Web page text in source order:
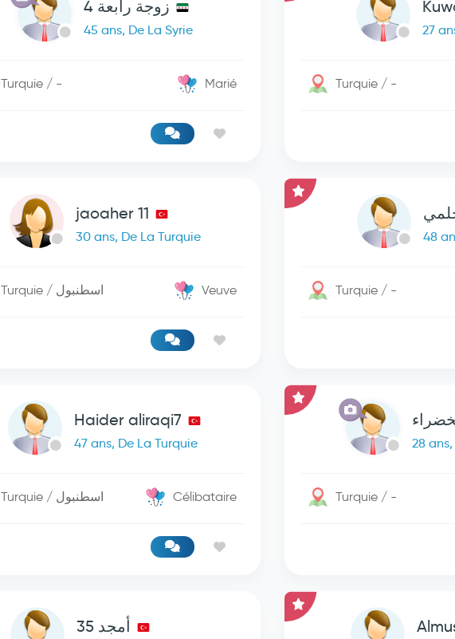
زوجة رابعة 4
45 ans, De La Syrie
Turquie / - Marié
27
Turquie / -
jaoaher 11
30 ans, De La Turquie
Turquie / اسطنبول Veuve
48
Turquie / -
Haider aliraqi7
47 ans, De La Turquie
Turquie / اسطنبول Célibataire
28
Turquie / -
أمجد 35